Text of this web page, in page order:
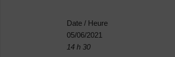
Date / Heure
05/06/2021
14 h 30